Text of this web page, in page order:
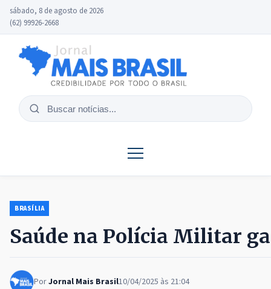
sábado, 8 de agosto de 2026
(62) 99926-2668
Buscar
BRASÍLIA
Saúde na Polícia Militar
PorJornal Mais Brasil10/04/2025 às 21:04